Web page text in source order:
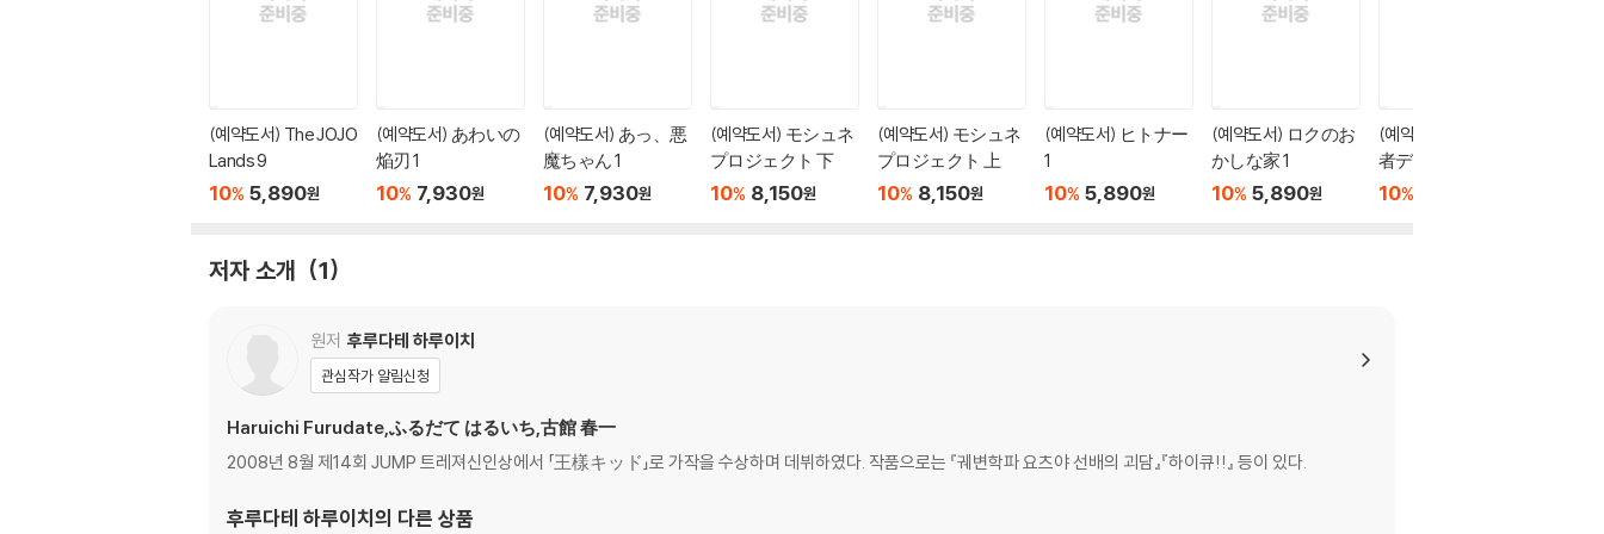
(예약도서) The JOJO
Lands 9
10% 5,890원
(예약도서) あわいの
焔刃 1
10% 7,930원
(예약도서) あっ、悪
魔ちゃん 1
10% 7,930원
(예약도서) モシュネ
プロジェクト 下
10% 8,150원
(예약도서) モシュネ
プロジェクト 上
10% 8,150원
(예약도서) ヒトナー
1
10% 5,890원
(예약도서) ロクのお
かしな家 1
10% 5,890원
(예약도서) 2年B組 勇
者デストロイヤー
ず 1
10%
저자 소개 1
원저 후루다테 하루이치
관심작가 알림신청
Haruichi Furudate,ふるだて はるいち,古館 春一
2008년 8월 제14회 JUMP 트레져신인상에서 「王樣キッド」로 가작을 수상하며 데뷔하였다. 작품으로는 『궤변학파 요츠야 선배의 괴담』『하이큐!!』 등이 있다.
후루다테 하루이치 의 다른 상품